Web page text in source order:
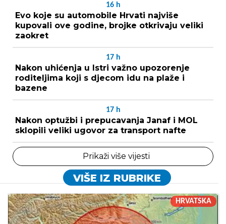
16 h
Evo koje su automobile Hrvati najviše
kupovali ove godine, brojke otkrivaju veliki
zaokret
17 h
Nakon uhićenja u Istri važno upozorenje
roditeljima koji s djecom idu na plaže i
bazene
17 h
Nakon optužbi i prepucavanja Janaf i MOL
sklopili veliki ugovor za transport nafte
Prikaži više vijesti
VIŠE IZ RUBRIKE
HRVATSKA